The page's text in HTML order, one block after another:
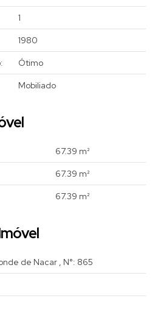
1
1980
Ótimo
Mobiliado
67.39 m²
67.39 m²
67.39 m²
de Nacar , N°: 865